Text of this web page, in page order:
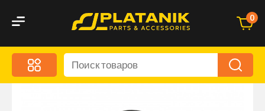
0
Меню
Акционные предложения